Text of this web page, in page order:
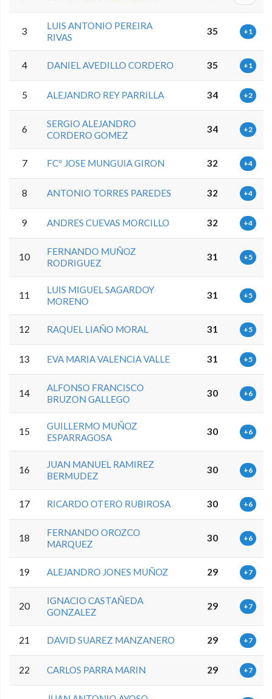
3
LUIS ANTONIO PEREIRA
RIVAS
35 +1
4 DANIEL AVEDILLO CORDERO 35 +1
5 ALEJANDRO REY PARRILLA 34 +2
6
SERGIO ALEJANDRO
CORDERO GOMEZ
34 +2
7 FCº JOSE MUNGUIA GIRON 32 +4
8 ANTONIO TORRES PAREDES 32 +4
9 ANDRES CUEVAS MORCILLO 32 +4
10
FERNANDO MUÑOZ
RODRIGUEZ
31 +5
11
LUIS MIGUEL SAGARDOY
MORENO
31 +5
12 RAQUEL LIAÑO MORAL 31 +5
13 EVA MARIA VALENCIA VALLE 31 +5
14
ALFONSO FRANCISCO
BRUZON GALLEGO
30 +6
15
GUILLERMO MUÑOZ
ESPARRAGOSA
30 +6
16
JUAN MANUEL RAMIREZ
BERMUDEZ
30 +6
17 RICARDO OTERO RUBIROSA 30 +6
18
FERNANDO OROZCO
MARQUEZ
30 +6
19 ALEJANDRO JONES MUÑOZ 29 +7
20
IGNACIO CASTAÑEDA
GONZALEZ
29 +7
21 DAVID SUAREZ MANZANERO 29 +7
22 CARLOS PARRA MARIN 29 +7